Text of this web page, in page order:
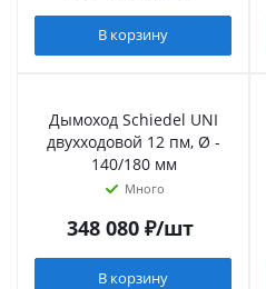
В корзину
Дымоход Schiedel UNI
двухходовой 12 пм, Ø -
140/180 мм
Много
348 080₽/шт
В корзину